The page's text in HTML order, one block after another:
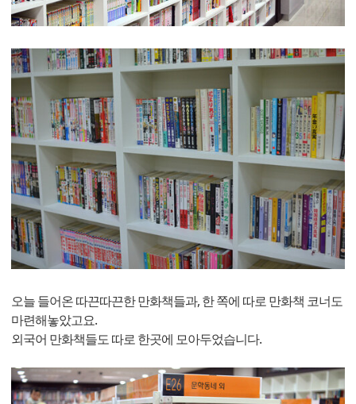
오늘 들어온 따끈따끈한 만화책들과, 한 쪽에 따로 만화책 코너도
마련해놓았고요.
외국어 만화책들도 따로 한곳에 모아두었습니다.